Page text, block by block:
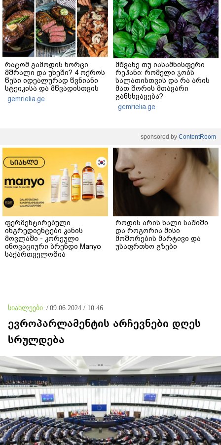
რატომ გამოდის ხორცი
მშრალი და უხეში? 4 ოქროს
წესი იდეალურად წვნიანი
სტეიკისა და მწვადისთვის
gemrielia.ge
მწვანე თუ იასამნისფერი
რეჰანი: რომელი ჯობს
სალათისთვის და რა არის
მათ შორის მთავარი
განსხვავება?
gemrielia.ge
sponsored by ContentRoom
ფერმენტირებული
ინგრედიენტები კანის
მოვლაში - კორეული
ინოვაციური ბრენდი Manyo
საქართველოშია
როდის არის ხალი საშიში
და როგორია მისი
მოშორების მარტივი და
უსაფრთხო გზები
სიახლეები / 09.06.2024 / 10:46
ევროპარლამენტის არჩევნები დღეს
სრულდება